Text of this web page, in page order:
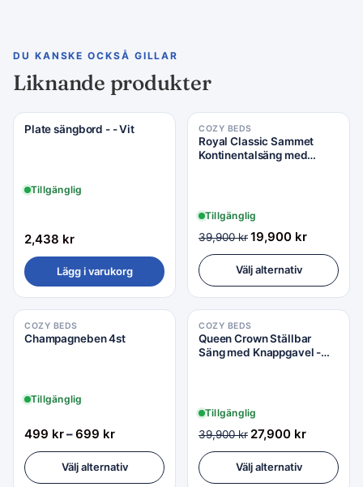
DU KANSKE OCKSÅ GILLAR
Liknande produkter
Plate sängbord - - Vit
Tillgänglig
2,438 kr
Lägg i varukorg
COZY BEDS
Royal Classic Sammet
Kontinentalsäng med
Tillgänglig
39,900kr19,900 kr
Välj alternativ
COZY BEDS
Champagneben 4st
Tillgänglig
499 kr–699 kr
Välj alternativ
COZY BEDS
Queen Crown Ställbar
Säng med Knappgavel -
Tillgänglig
39,900kr 27,900 kr
Välj alternativ